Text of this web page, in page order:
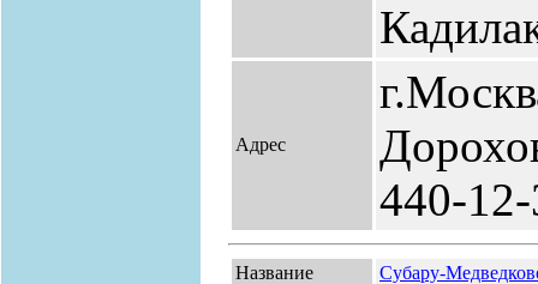
Адрес
440-
Название Субару-